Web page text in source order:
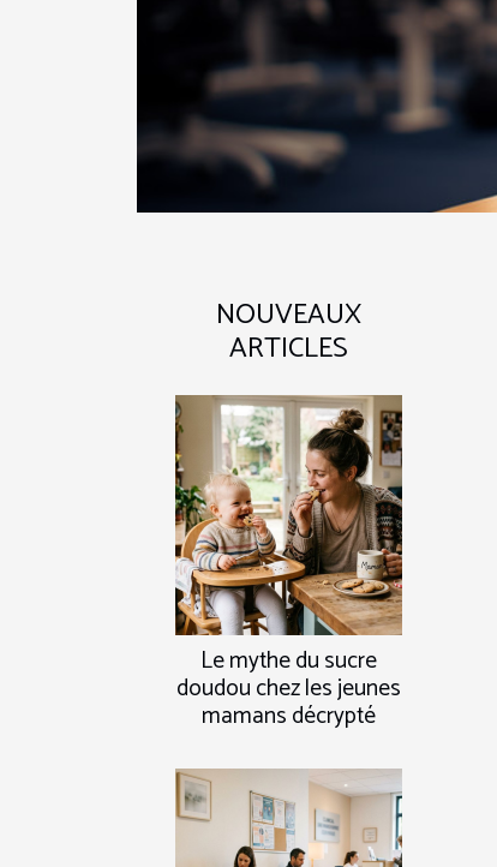
NOUVEAUX
ARTICLES
Le mythe du sucre
doudou chez les jeunes
mamans décrypté